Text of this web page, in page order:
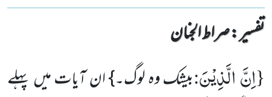
تفسیر : ‎صراط الجنان
{اِنَّ الَّذِیْنَ:بیشک وہ لوگ۔} ان آیات میں پہلے